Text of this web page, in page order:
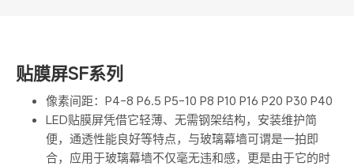
贴膜屏SF系列
像素间距：P4-8 P6.5 P5-10 P8 P10 P16 P20 P30 P40
LED贴膜屏凭借它轻薄、无需钢架结构，安装维护简
便，通透性能良好等特点，与玻璃幕墙可谓是一拍即
合，应用于玻璃幕墙不仅毫无违和感，更是由于它的时